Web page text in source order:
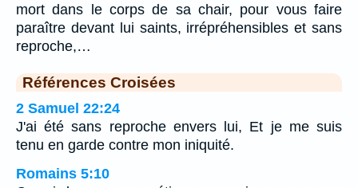
mort dans le corps de sa chair, pour vous faire
paraître devant lui saints, irrépréhensibles et sans
reproche,…
Références Croisées
2 Samuel 22:24
J'ai été sans reproche envers lui, Et je me suis
tenu en garde contre mon iniquité.
Romains 5:10